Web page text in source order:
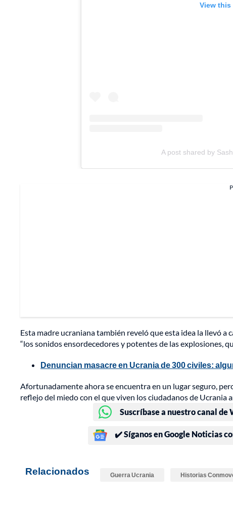
View this
A post shared by
Esta madre ucraniana también reveló que esta idea la llevó a
“los sonidos ensordecedores y potentes de las explosiones,
Denuncian masacre en Ucrania de 300 civiles:
Afortunadamente ahora se encuentra en un lugar seguro,
reflejo del miedo con el que viven los ciudadanos de Ucrania
Suscríbase a nuestro canal de
✔️ Síganos en Google Noticias
Relacionados Guerra Ucrania Historias